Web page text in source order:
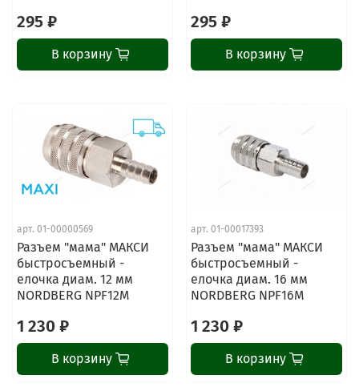
295 ₽
В корзину
295 ₽
В корзину
арт. 01-00000569
Разъем "мама" МАКСИ
быстросъемный -
елочка диам. 12 мм
NORDBERG NPF12M
1 230 ₽
В корзину
арт. 01-00017393
Разъем "мама" МАКСИ
быстросъемный -
елочка диам. 16 мм
NORDBERG NPF16M
1 230 ₽
В корзину